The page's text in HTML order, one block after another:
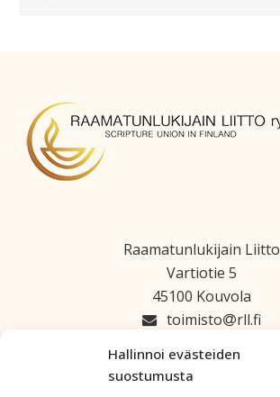
Hallinnoi evästeiden
suostumusta
Raamatunlukijain Liitto
Vartiotie 5
45100 Kouvola
toimisto
rll.fi